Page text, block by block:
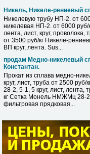
Никель, Никеле-рениевый
Никелевую трубу НП-2. от
никелевая НП-2. от 6000 руб/
лента, лист, круг,
от 3500 руб/кг Никеле-
ВП круг, лента. Sus...
продам Медно-никелевый
Константан.
Прокат из сплава медно-
круг, лист, труба от 2500
28-2, 5-1, 5 круг, лист, лента,
кг Сетка Монель НМЖМц 28-
фильтровая прядковая...